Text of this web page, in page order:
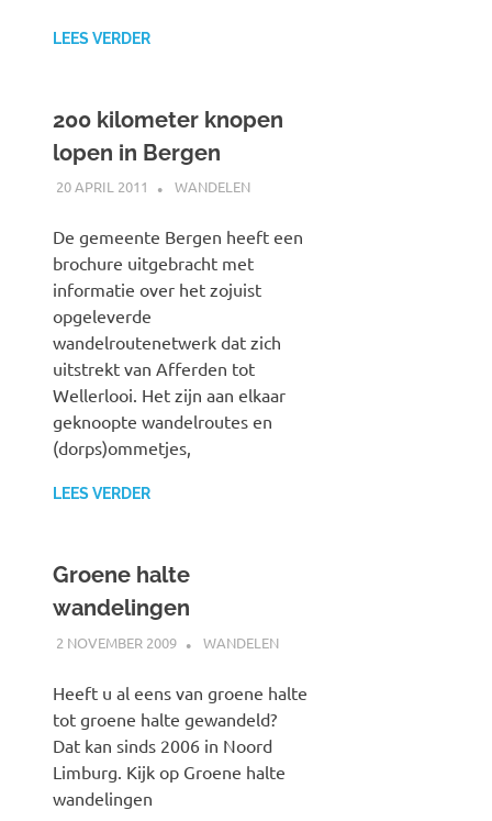
LEES VERDER
200 kilometer knopen
lopen in Bergen
20 APRIL 2011 JOHAN
WANDELEN
De gemeente Bergen heeft een
brochure uitgebracht met
informatie over het zojuist
opgeleverde
wandelroutenetwerk dat zich
uitstrekt van Afferden tot
Wellerlooi. Het zijn aan elkaar
geknoopte wandelroutes en
(dorps)ommetjes,
LEES VERDER
Groene halte
wandelingen
2 NOVEMBER 2009 JOHAN
WANDELEN
Heeft u al eens van groene halte
tot groene halte gewandeld?
Dat kan sinds 2006 in Noord
Limburg. Kijk op Groene halte
wandelingen